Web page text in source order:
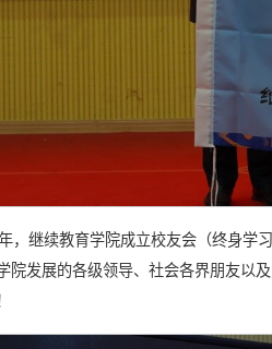
，继续教育学院成立校友会（终身
院发展的各级领导、社会各界朋友以